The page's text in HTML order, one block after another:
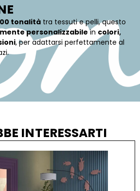
tonalità tra tessuti e pelli, questo
personalizzabilein colori,
, per adattarsi perfettamente al
INTERESSARTI